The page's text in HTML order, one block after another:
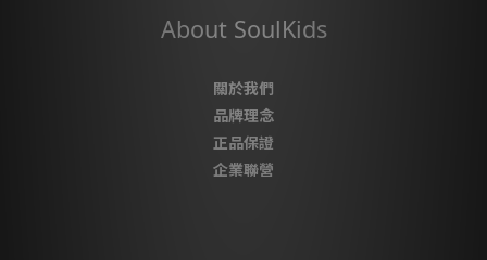
About SoulKids
關於我們
品牌理念
正品保證
企業聯營